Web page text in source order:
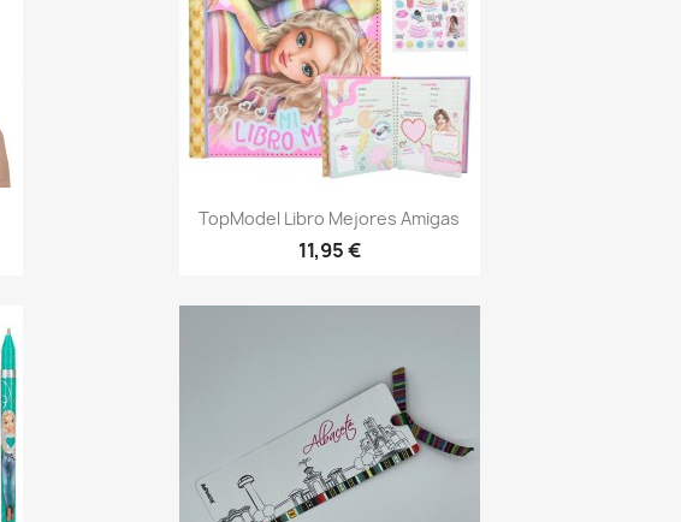
Vista rápida
TopModel Libro Mejores Amigas
11,95 €